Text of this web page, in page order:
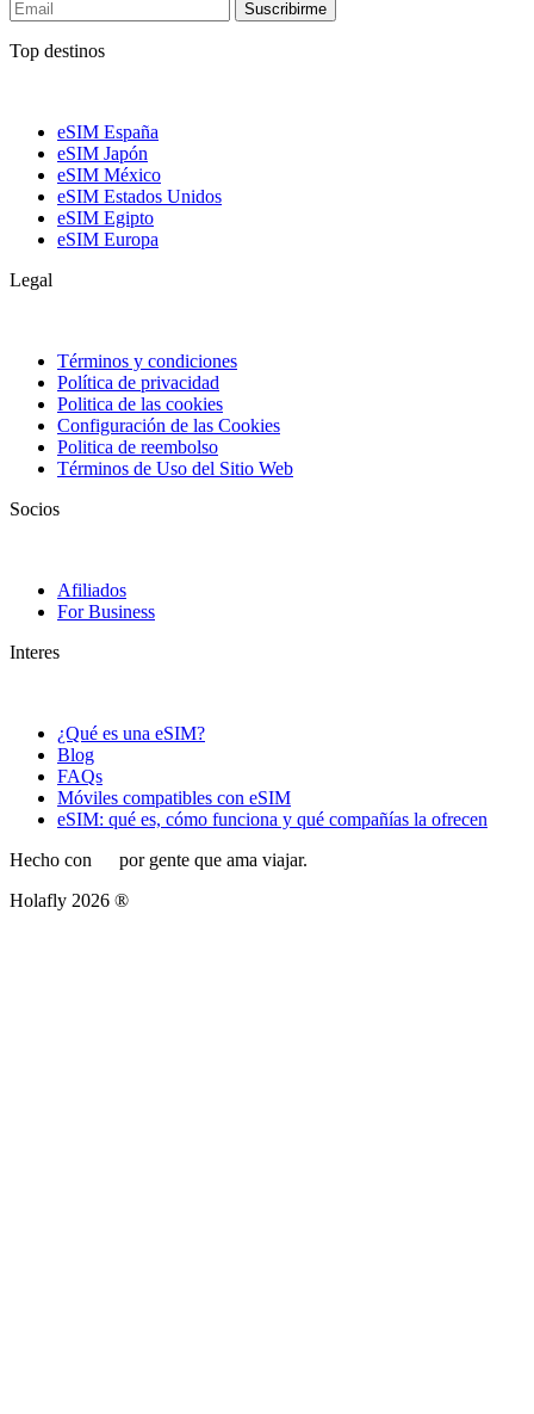
Suscribirme
Top destinos
eSIM España
eSIM Japón
eSIM México
eSIM Estados Unidos
eSIM Egipto
eSIM Europa
Legal
Términos y condiciones
Política de privacidad
Politica de las cookies
Configuración de las Cookies
Politica de reembolso
Términos de Uso del Sitio Web
Socios
Afiliados
For Business
Interes
¿Qué es una eSIM?
Blog
FAQs
Móviles compatibles con eSIM
eSIM: qué es, cómo funciona y qué compañías la ofrecen
Hecho con
por gente que ama viajar.
Holafly 2026 ®